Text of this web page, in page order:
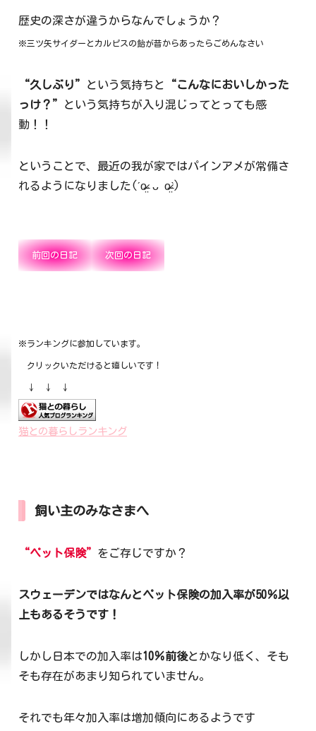
歴史の深さが違うからなんでしょうか？
※三ツ矢サイダーとカルピスの飴が昔からあったらごめんなさい
“久しぶり” という気持ちと
“こんなにおいしかった
っけ？”
という気持ちが入り混じってとっても感
動！！
ということで、最近の我が家ではパインアメが常備さ
れるようになりました(ˊo̴̶̷̤ ᴗ o̴̶̷̤ˋ)
前回の日記 次回の日記
※ランキングに参加しています。
クリックいただけると嬉しいです！
↓ ↓ ↓
猫との暮らしランキング
飼い主のみなさまへ
“ペット保険” をご存じですか？
スウェーデンではなんとペット保険の加入率が50％以
上もあるそうです！
しかし日本での加入率は10％前後とかなり低く、そも
そも存在があまり知られていません。
それでも年々加入率は増加傾向にあるようです